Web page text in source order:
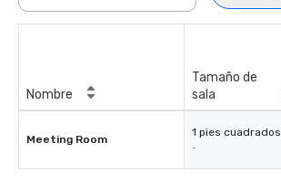
Nombre
Tamaño de
sala
Meeting Room
1 pies cuadrados
-